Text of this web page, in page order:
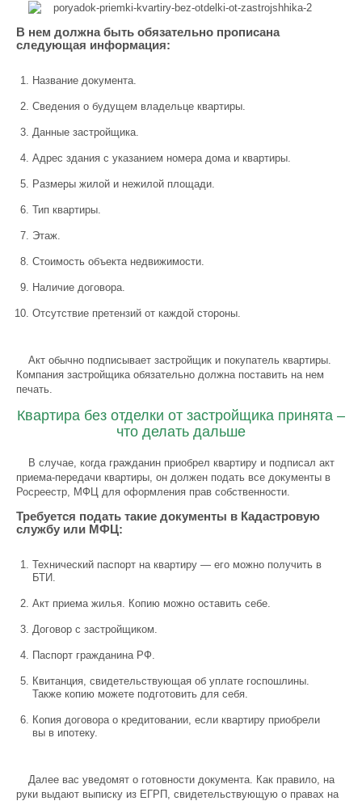
В нем должна быть обязательно прописана
следующая информация:
Название документа.
Сведения о будущем владельце квартиры.
Данные застройщика.
Адрес здания с указанием номера дома и квартиры.
Размеры жилой и нежилой площади.
Тип квартиры.
Этаж.
Стоимость объекта недвижимости.
Наличие договора.
Отсутствие претензий от каждой стороны.
Акт обычно подписывает застройщик и покупатель квартиры.
Компания застройщика обязательно должна поставить на нем
печать.
Квартира без отделки от застройщика принята –
что делать дальше
В случае, когда гражданин приобрел квартиру и подписал акт
приема-передачи квартиры, он должен подать все документы в
Росреестр, МФЦ для оформления прав собственности.
Требуется подать такие документы в Кадастровую
службу или МФЦ:
Технический паспорт на квартиру — его можно получить в
БТИ.
Акт приема жилья. Копию можно оставить себе.
Договор с застройщиком.
Паспорт гражданина РФ.
Квитанция, свидетельствующая об уплате госпошлины.
Также копию можете подготовить для себя.
Копия договора о кредитовании, если квартиру приобрели
вы в ипотеку.
Далее вас уведомят о готовности документа. Как правило, на
руки выдают выписку из ЕГРП, свидетельствующую о правах на